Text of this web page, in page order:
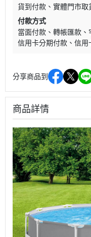
貨到付款
實體門市取
付款方式
當面付款
轉帳匯款
信用卡分期付款
信用
分享商品到
商品詳情